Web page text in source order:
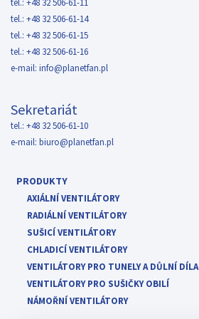
tel.: +48 32 506-61-14
tel.: +48 32 506-61-15
tel.: +48 32 506-61-16
e-mail: info@planetfan.pl
Sekretariát
tel.: +48 32 506-61-10
e-mail: biuro@planetfan.pl
PRODUKTY
AXIÁLNÍ VENTILÁTORY
RADIÁLNÍ VENTILÁTORY
SUŠICÍ VENTILÁTORY
CHLADICÍ VENTILÁTORY
VENTILÁTORY PRO TUNELY A DŮLNÍ DÍLA
VENTILÁTORY PRO SUŠIČKY OBILÍ
NÁMOŘNÍ VENTILÁTORY